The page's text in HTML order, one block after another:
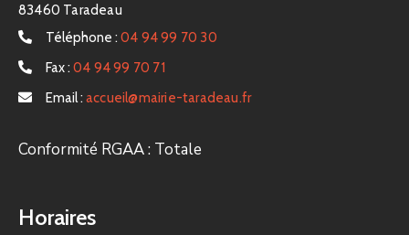
83460 Taradeau
Téléphone : 04 94 99 70 30
Fax : 04 94 99 70 71
Email : accueil@mairie-taradeau.fr
Conformité RGAA : Totale
Horaires